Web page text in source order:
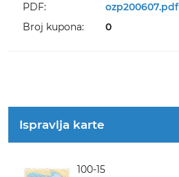
PDF:
ozp200607.pdf
Broj kupona:
0
Ispravlja karte
100-15